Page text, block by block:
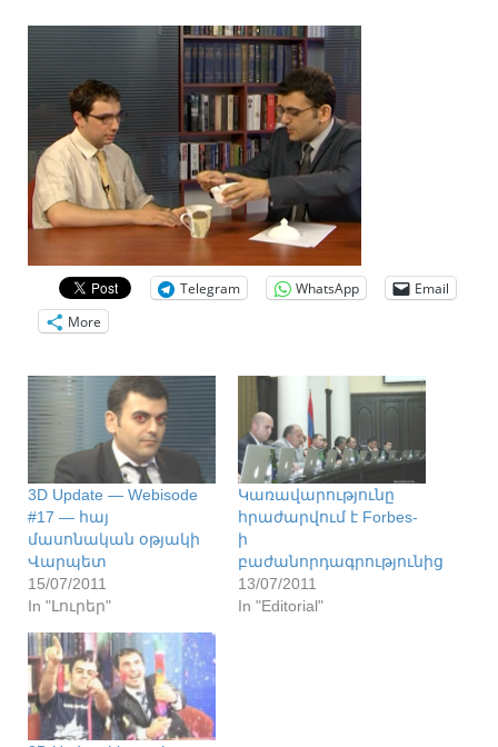
Telegram WhatsApp
Email
More
3D Update — Webisode
#17 — հայ
մասոնական օթյակի
Վարպետ
15/07/2011
In "Լուրեր"
Կառավարությունը
հրաժարվում է Forbes-
ի
բաժանորդագրությունից
13/07/2011
In "Editorial"